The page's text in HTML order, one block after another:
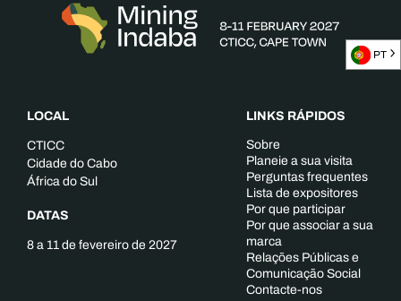
LOCAL
CTICC
Cidade do Cabo
África do Sul
DATAS
8 a 11 de fevereiro de 2027
LINKS RÁPIDOS
Sobre
Planeie a sua visita
Perguntas frequentes
Lista de expositores
Por que participar
Por que associar a sua
marca
Relações Públicas e
Comunicação Social
Contacte-nos
PT